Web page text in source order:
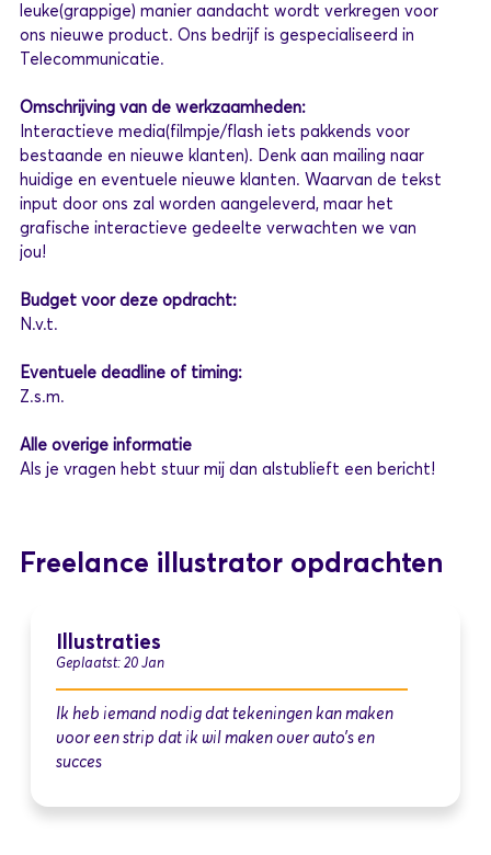
leuke(grappige) manier aandacht wordt verkregen voor
ons nieuwe product. Ons bedrijf is gespecialiseerd in
Telecommunicatie.
Omschrijving van de werkzaamheden:
Interactieve media(filmpje/flash iets pakkends voor
bestaande en nieuwe klanten). Denk aan mailing naar
huidige en eventuele nieuwe klanten. Waarvan de tekst
input door ons zal worden aangeleverd, maar het
grafische interactieve gedeelte verwachten we van
jou!
Budget voor deze opdracht:
N.v.t.
Eventuele deadline of timing:
Z.s.m.
Alle overige informatie
Als je vragen hebt stuur mij dan alstublieft een bericht!
Freelance illustrator opdrachten
Illustraties
Geplaatst: 20 Jan
Ik heb iemand nodig dat tekeningen kan maken
voor een strip dat ik wil maken over auto’s en
succes